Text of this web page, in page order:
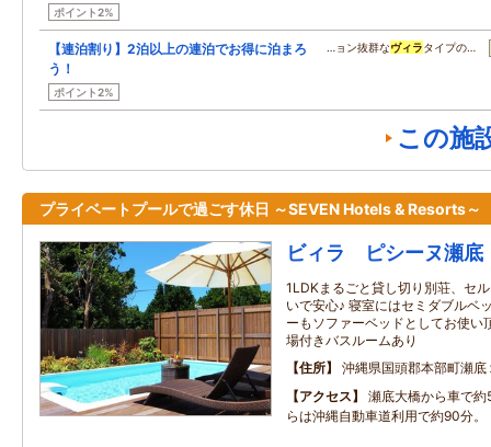
ポイント2%
【連泊割り】2泊以上の連泊でお得に泊まろ
う！
ポイント2%
…ョン抜群なヴィラタイプの…
この施
プライベートプールで過ごす休日 ～SEVEN Hotels & Resorts～
ビィラ ピシーヌ瀬底
1LDKまるごと貸し切り別荘、セ
いで安心♪ 寝室にはセミダブルベ
ーもソファーベッドとしてお使い
場付きバスルームあり
住所
沖縄県国頭郡本部町瀬底
アクセス
瀬底大橋から車で
らは沖縄自動車道利用で約90分。